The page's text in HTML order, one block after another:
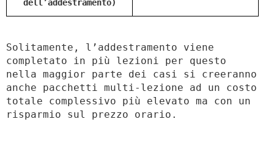
dell’addestramento)
Solitamente, l’addestramento viene
completato in più lezioni per questo
nella maggior parte dei casi si creeranno
anche pacchetti multi-lezione ad un costo
totale complessivo più elevato ma con un
risparmio sul prezzo orario.